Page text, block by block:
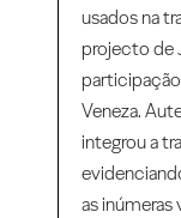
usados na
projecto de
Veneza.
integrou a
as